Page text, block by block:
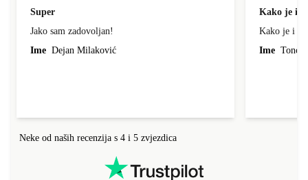
Super
Jako sam zadovoljan!
Ime Dejan Milaković
Kako je i
Kako je i
Ime Tonci
Neke od naših recenzija s 4 i 5 zvjezdica